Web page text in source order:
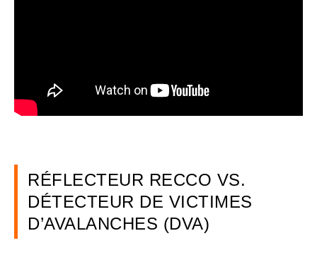
RÉFLECTEUR RECCO VS.
DÉTECTEUR DE VICTIMES
D’AVALANCHES (DVA)